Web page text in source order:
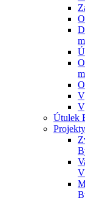
Útulek